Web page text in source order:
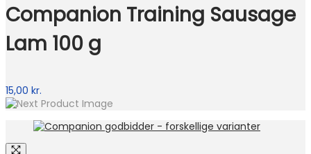
Companion Training Sausage
Lam 100 g
15,00 kr.